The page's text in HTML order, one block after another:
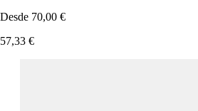
Desde 70,00 €
57,33 €